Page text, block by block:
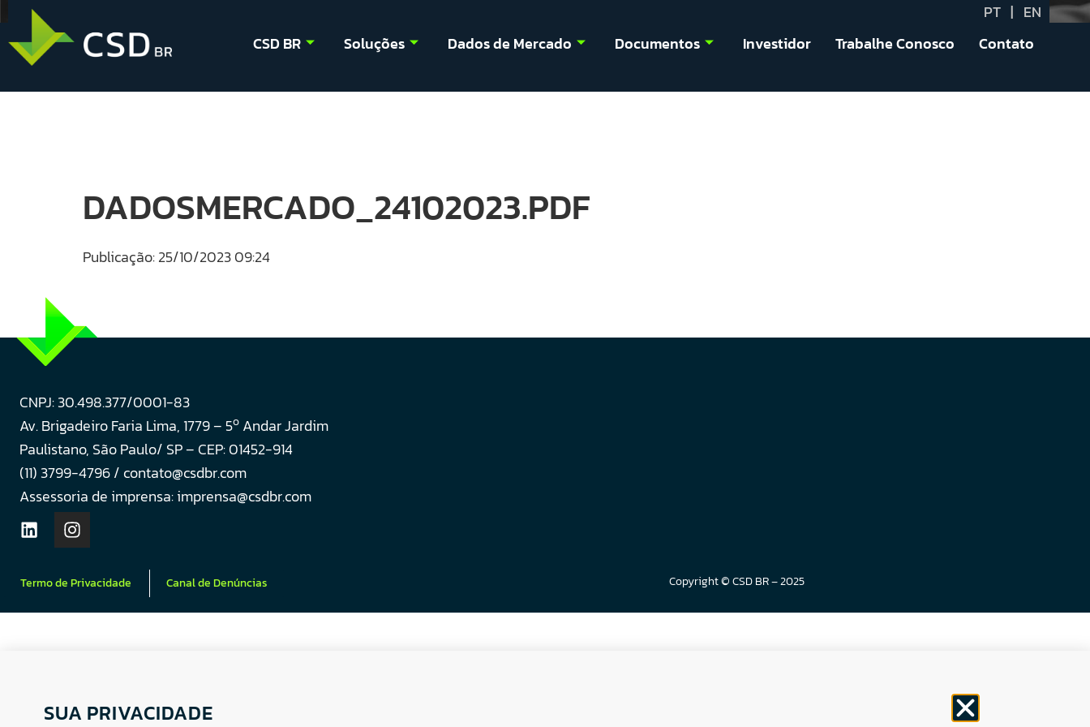
PT | EN
CSD BR
Soluções Dados de Mercado Documentos Investidor Trabalhe Conosco Contato
DADOSMERCADO_24102023.PDF
Publicação: 25/10/2023 09:24
CNPJ: 30.498.377/0001-83
Av. Brigadeiro Faria Lima, 1779 – 5o Andar Jardim
Paulistano, São Paulo/ SP – CEP: 01452-914
(11) 3799-4796 / contato@csdbr.com
Assessoria de imprensa: imprensa@csdbr.com
Termo de Privacidade Canal de Denúncias Copyright © CSD BR – 2025
SUA PRIVACIDADE